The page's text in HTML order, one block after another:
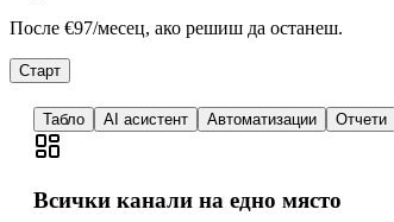
После €97/месец, ако решиш да останеш.
Старт
Табло AI асистент Автоматизации Отчети
Всички канали на едно място